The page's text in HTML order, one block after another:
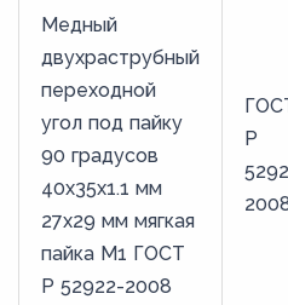
Медный
двухраструбный
переходной
угол под пайку
90 градусов
40х35х1.1 мм
27х29 мм мягкая
пайка М1 ГОСТ
Р 52922-2008
Р